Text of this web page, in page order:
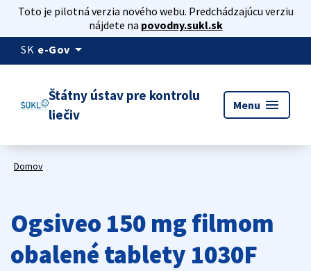
Toto je pilotná verzia nového webu. Predchádzajúcu verziu
nájdete na povodny.sukl.sk
SK e-Gov arrow_drop_down
Štátny ústav pre kontrolu
liečiv
Menu menu
Domov
Ogsiveo 150 mg filmom
obalené tablety 1030F